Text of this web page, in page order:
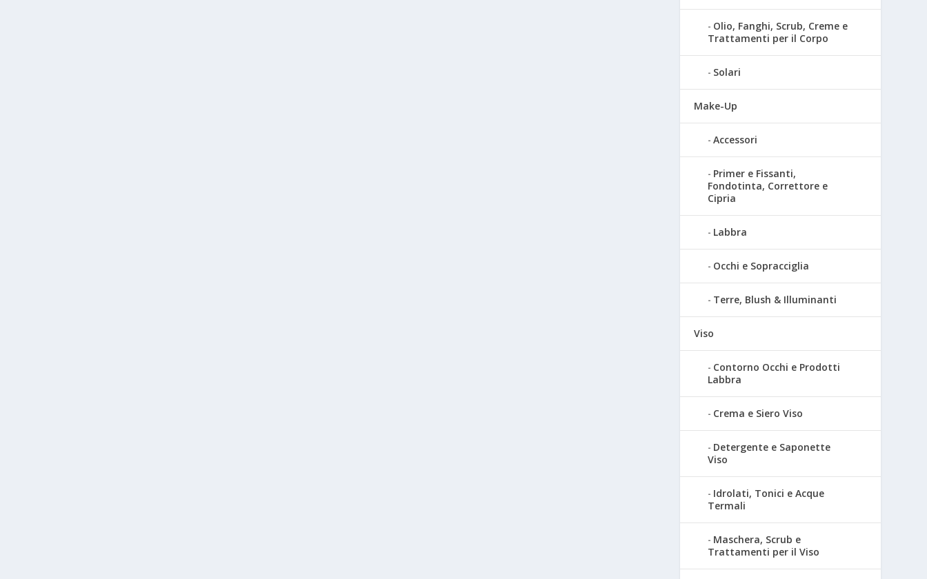
Olio, Fanghi, Scrub, Creme e
Trattamenti per il Corpo
Solari
Make-Up
Accessori
Primer e Fissanti,
Fondotinta, Correttore e
Cipria
Labbra
Occhi e Sopracciglia
Terre, Blush & Illuminanti
Viso
Contorno Occhi e Prodotti
Labbra
Crema e Siero Viso
Detergente e Saponette
Viso
Idrolati, Tonici e Acque
Termali
Maschera, Scrub e
Trattamenti per il Viso